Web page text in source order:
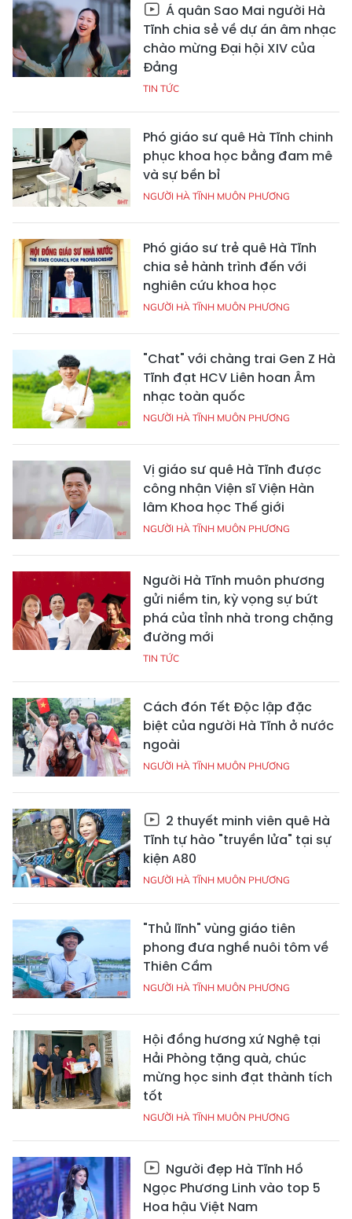
Á quân Sao Mai người Hà
Tĩnh chia sẻ về dự án âm nhạc
chào mừng Đại hội XIV của
Đảng
TIN TỨC
Phó giáo sư quê Hà Tĩnh chinh
phục khoa học bằng đam mê
và sự bền bỉ
NGƯỜI HÀ TĨNH MUÔN PHƯƠNG
Phó giáo sư trẻ quê Hà Tĩnh
chia sẻ hành trình đến với
nghiên cứu khoa học
NGƯỜI HÀ TĨNH MUÔN PHƯƠNG
"Chat" với chàng trai Gen Z Hà
Tĩnh đạt HCV Liên hoan Âm
nhạc toàn quốc
NGƯỜI HÀ TĨNH MUÔN PHƯƠNG
Vị giáo sư quê Hà Tĩnh được
công nhận Viện sĩ Viện Hàn
lâm Khoa học Thế giới
NGƯỜI HÀ TĨNH MUÔN PHƯƠNG
Người Hà Tĩnh muôn phương
gửi niềm tin, kỳ vọng sự bứt
phá của tỉnh nhà trong chặng
đường mới
TIN TỨC
Cách đón Tết Độc lập đặc
biệt của người Hà Tĩnh ở nước
ngoài
NGƯỜI HÀ TĨNH MUÔN PHƯƠNG
2 thuyết minh viên quê Hà
Tĩnh tự hào "truyền lửa" tại sự
kiện A80
NGƯỜI HÀ TĨNH MUÔN PHƯƠNG
"Thủ lĩnh" vùng giáo tiên
phong đưa nghề nuôi tôm về
Thiên Cầm
NGƯỜI HÀ TĨNH MUÔN PHƯƠNG
Hội đồng hương xứ Nghệ tại
Hải Phòng tặng quà, chúc
mừng học sinh đạt thành tích
tốt
NGƯỜI HÀ TĨNH MUÔN PHƯƠNG
Người đẹp Hà Tĩnh Hồ
Ngọc Phương Linh vào top 5
Hoa hậu Việt Nam